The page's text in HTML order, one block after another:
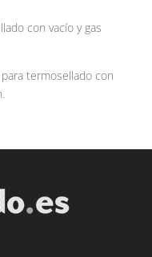
con vacío y gas
termosellado con